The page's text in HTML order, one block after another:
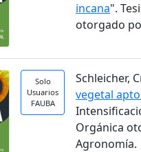
incana".
otorgado
Solo
Usuarios
FAUBA
Schleicher,
vegetal
Orgánica
Agronomía.